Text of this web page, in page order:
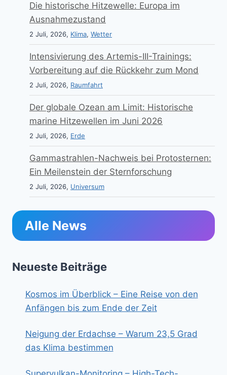
Die historische Hitzewelle: Europa im
Ausnahmezustand
2 Juli, 2026, Klima, Wetter
Intensivierung des Artemis-III-Trainings:
Vorbereitung auf die Rückkehr zum Mond
2 Juli, 2026, Raumfahrt
Der globale Ozean am Limit: Historische
marine Hitzewellen im Juni 2026
2 Juli, 2026, Erde
Gammastrahlen-Nachweis bei Protosternen:
Ein Meilenstein der Sternforschung
2 Juli, 2026, Universum
Alle News
Neueste Beiträge
Kosmos im Überblick – Eine Reise von den
Anfängen bis zum Ende der Zeit
Neigung der Erdachse – Warum 23,5 Grad
das Klima bestimmen